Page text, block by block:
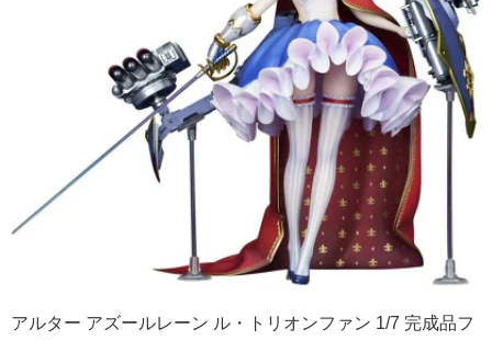
アルター アズールレーン ル・トリオンファン 1/7 完成品フ